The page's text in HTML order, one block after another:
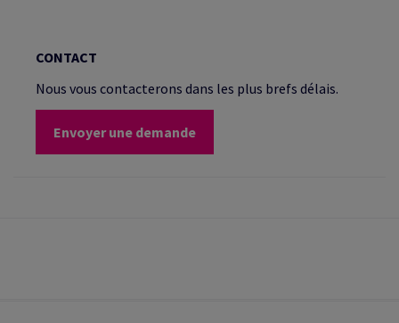
CONTACT
Nous vous contacterons dans les plus brefs délais.
Envoyer une demande